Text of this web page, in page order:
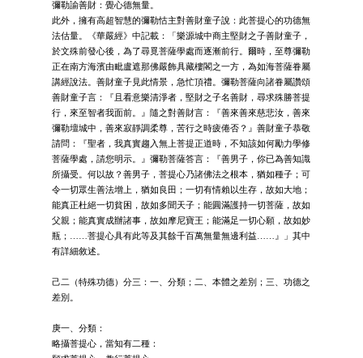
彌勒諭善財：覺心德無量。
此外，擁有高超智慧的彌勒怙主對善財童子說：此菩提心的功德無
法估量。《華嚴經》中記載：「樂源城中商主堅財之子善財童子，
於文殊前發心後，為了尋覓菩薩學處而逐漸前行。爾時，至尊彌勒
正在南方海濱由毗盧遮那佛嚴飾具藏樓閣之一方，為如海菩薩眷屬
講經說法。善財童子見此情景，急忙頂禮。彌勒菩薩向諸眷屬讚頌
善財童子言：『且看意樂清淨者，堅財之子名善財，尋求殊勝菩提
行，來至智者我面前。』隨之對善財言：『善來善來慈悲汝，善來
彌勒壇城中，善來寂靜調柔尊，苦行之時疲倦否？』善財童子恭敬
請問：『聖者，我真實趨入無上菩提正道時，不知該如何勵力學修
菩薩學處，請您明示。』彌勒菩薩答言：『善男子，你已為善知識
所攝受。何以故？善男子，菩提心乃諸佛法之根本，猶如種子；可
令一切眾生善法增上，猶如良田；一切有情賴以生存，故如大地；
能真正杜絕一切貧困，故如多聞天子；能圓滿護持一切菩薩，故如
父親；能真實成辦諸事，故如摩尼寶王；能滿足一切心願，故如妙
瓶；……菩提心具有此等及其餘千百萬無量無邊利益……』」其中
有詳細敘述。
己二（特殊功德）分三：一、分類；二、本體之差別；三、功德之
差別。
庚一、分類：
略攝菩提心，當知有二種：